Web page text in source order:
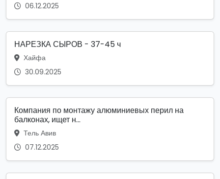
06.12.2025
НАРЕЗКА СЫРОВ - 37-45 ч
Хайфа
30.09.2025
Компания по монтажу алюминиевых перил на
балконах, ищет н...
Тель Авив
07.12.2025